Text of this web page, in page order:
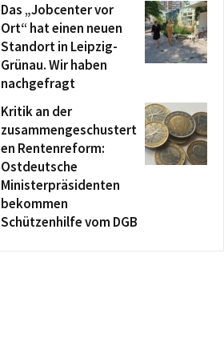
Das „Jobcenter vor
Ort“ hat einen neuen
Standort in Leipzig-
Grünau. Wir haben
nachgefragt
Kritik an der
zusammengeschustert
en Rentenreform:
Ostdeutsche
Ministerpräsidenten
bekommen
Schützenhilfe vom DGB